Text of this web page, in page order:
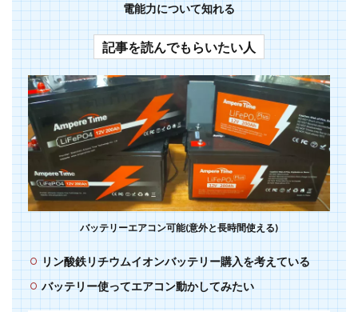
電能力について知れる
記事を読んでもらいたい人
バッテリーエアコン可能(意外と長時間使える)
リン酸鉄リチウムイオンバッテリー購入を考えている
バッテリー使ってエアコン動かしてみたい